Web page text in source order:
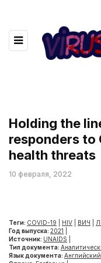
Holding the
responders to
health threats
10 февраля, 2022
Теги: COVID-19 HIV ВИЧ
Год выпуска: 2021
Источник: UNAIDS
Тип документа:
Язык документа: Английский